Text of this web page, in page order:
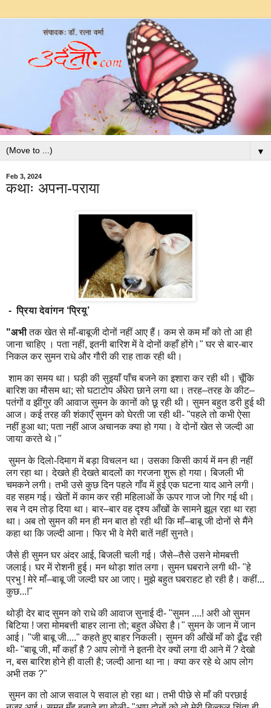
▼
Feb 3, 2024
कथाः अपना-पराया
- प्रिया देवांगन ‘प्रियू’
"अभीतक खेत से माँ-बाबूजी दोनों नहीं आए हैं। कम से कम माँ को तो आ ही
जाना चाहिए । पता नहीं, इतनी बारिश में वे दोनों कहाँ होंगे।" घर से बार-बार
निकल कर सुमन राधे और गौरी की राह ताक रही थी।
शाम का समय था। घड़ी की सुइयाँ पाँच बजने का इशारा कर रही थी। चूँकि
बारिश का मौसम था; सो घटाटोप अँधेरा छाने लगा था। तरह–तरह के कीट–
पतंगों व झींगुर की आवाज सुमन के कानों को छू रही थी। सुमन बहुत डरी हुई थी
आज। कई तरह की शंकाएँ सुमन को घेरती जा रही थी- "पहले तो कभी ऐसा
नहीं हुआ था; पता नहीं आज अचानक क्या हो गया। वे दोनों खेत से जल्दी आ
जाया करते थे।"
सुमन के दिलो-दिमाग में बड़ा विचलन था। उसका किसी कार्य में मन ही नहीं
लग रहा था। देखते ही देखते बादलों का गरजना शुरू हो गया। बिजली भी
चमकने लगी। तभी उसे कुछ दिन पहले गाँव में हुई एक घटना याद आने लगी।
वह सहम गई। खेतों में काम कर रही महिलाओं के ऊपर गाज जो गिर गई थी।
सब ने दम तोड़ दिया था। बार–बार वह दृश्य आँखों के सामने झूल रहा था रहा
था। अब तो सुमन की मन ही मन बात हो रही थी कि माँ–बाबू जी दोनों से मैंने
कहा था कि जल्दी आना। फिर भी वे मेरी बातें नहीं सुनते।
जैसे ही सुमन घर अंदर आई, बिजली चली गई। जैसे–तैसे उसने मोमबत्ती
जलाई। घर में रोशनी हुई। मन थोड़ा शांत लगा। सुमन घबराने लगी थी- "हे
प्रभु ! मेरे माँ–बाबू जी जल्दी घर आ जाए। मुझे बहुत घबराहट हो रही है। कहीं...
कुछ...!"
थोड़ी देर बाद सुमन को राधे की आवाज सुनाई दी- "सुमन ....! अरी ओ सुमन
बिटिया ! जरा मोमबत्ती बाहर लाना तो; बहुत अँधेरा है।" सुमन के जान में जान
आई। "जी बाबू जी...." कहते हुए बाहर निकली। सुमन की आँखें माँ को ढूँढ रही
थी- "बाबू जी, माँ कहाँ है ? आप लोगों ने इतनी देर क्यों लगा दी आने में ? देखो
न, बस बारिश होने ही वाली है; जल्दी आना था ना। क्या कर रहे थे आप लोग
अभी तक ?"
सुमन का तो आज सवाल पे सवाल हो रहा था। तभी पीछे से माँ की परछाई